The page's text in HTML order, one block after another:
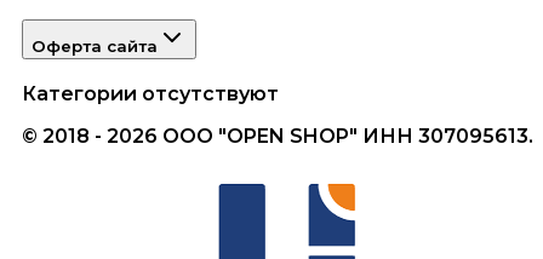
Оферта сайта
Категории отсутствуют
© 2018 - 2026 ООО "OPEN SHOP" ИНН 307095613.